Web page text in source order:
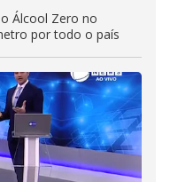
Álcool Zero no
por todo o país